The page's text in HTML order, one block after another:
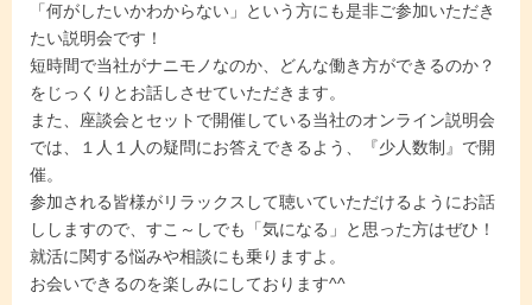
「何がしたいかわからない」という方にも是非ご参加いただき
たい説明会です！
短時間で当社がナニモノなのか、どんな働き方ができるのか？
をじっくりとお話しさせていただきます。
また、座談会とセットで開催している当社のオンライン説明会
では、１人１人の疑問にお答えできるよう、『少人数制』で開
催。
参加される皆様がリラックスして聴いていただけるようにお話
ししますので、すこ～しでも「気になる」と思った方はぜひ！
就活に関する悩みや相談にも乗りますよ。
お会いできるのを楽しみにしております^^